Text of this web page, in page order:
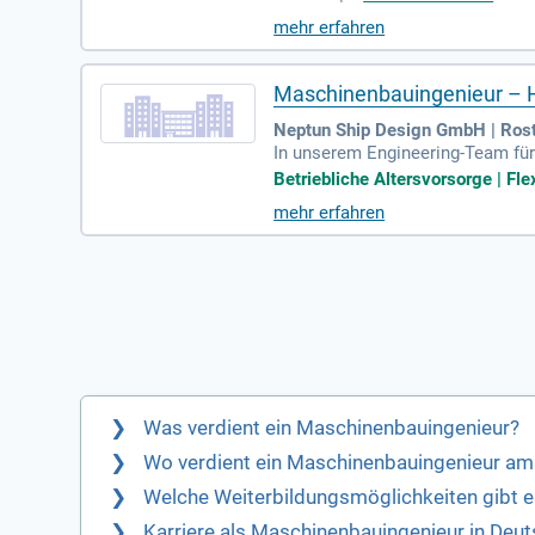
nd definieren technische
gineering-Team und gestalten
mehr erfahren
Maschinenbauingenieur –
Neptun Ship Design GmbH |
In unserem Engineering-Team
schiedliche Schiffstypen und
fahrenen Spezialisten
hnischer Berechnungen für
e Fertigung und Installation. Bei
Betriebliche Altersvorsorge |
mehr erfahren
Was verdient ein Maschinenbauingenieur?
Wo verdient ein Maschinenbauingenieur
Welche Weiterbildungsmöglichkeiten gibt